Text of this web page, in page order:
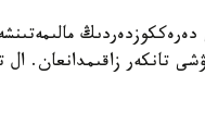
تانكەر زاقىمدانعان. ال